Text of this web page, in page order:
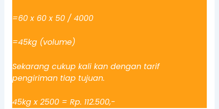
=60 x 60 x 50 / 4000
=45kg (volume)
Sekarang cukup kali kan dengan tarif
pengiriman tiap tujuan.
45kg x 2500 = Rp. 112.500,-